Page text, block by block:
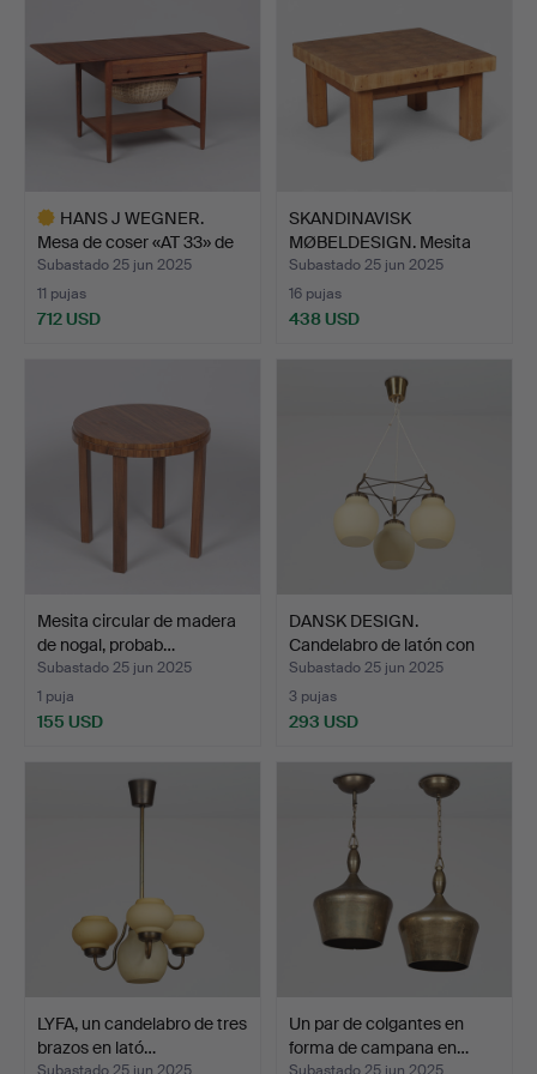
HANS J WEGNER.
Mesa de coser «AT 33» de
te…
Subastado 25 jun 2025
11 pujas
712 USD
SKANDINAVISK
MØBELDESIGN. Mesita
baja cuad…
Subastado 25 jun 2025
16 pujas
438 USD
Mesita circular de madera
de nogal, probab…
Subastado 25 jun 2025
1 puja
155 USD
DANSK DESIGN.
Candelabro de latón con
tres…
Subastado 25 jun 2025
3 pujas
293 USD
LYFA, un candelabro de tres
brazos en lató…
Subastado 25 jun 2025
Un par de colgantes en
forma de campana en…
Subastado 25 jun 2025